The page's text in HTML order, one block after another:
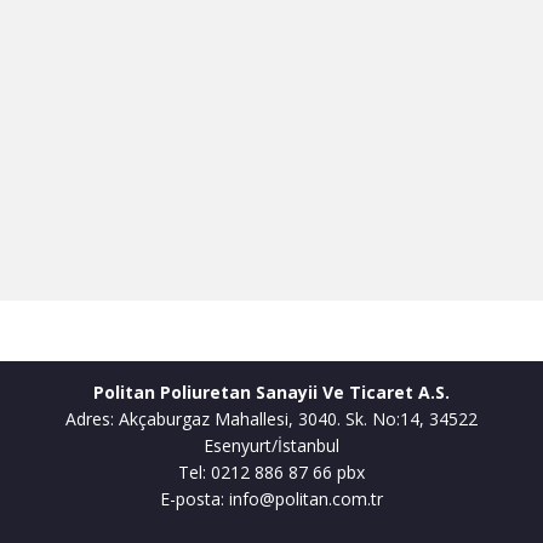
Politan Poliuretan Sanayii Ve Ticaret A.S.
Adres: Akçaburgaz Mahallesi, 3040. Sk. No:14, 34522
Esenyurt/İstanbul
Tel: 0212 886 87 66 pbx
E-posta: info@politan.com.tr